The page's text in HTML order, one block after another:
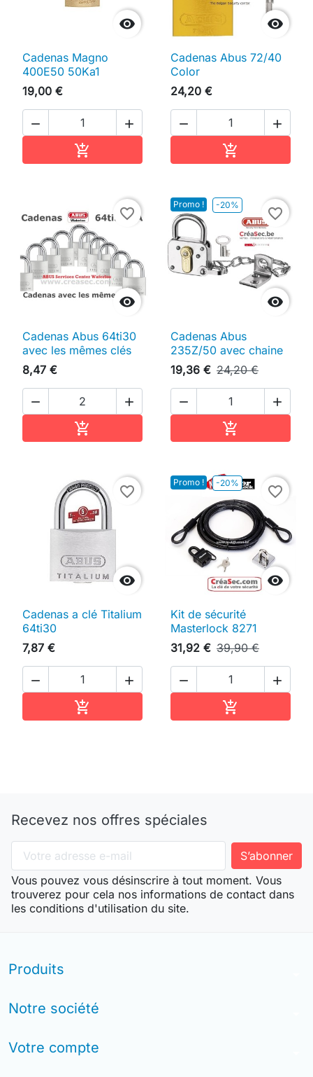

Cadenas Magno
400E50 50Ka1
19,00 €
 


Cadenas Abus 72/40
Color
24,20 €
 


favorite_border
Cadenas Abus 64ti30
avec les mêmes clés
8,47 €
 

Promo ! -20%

favorite_border
Cadenas Abus
235Z/50 avec chaine
19,36 € 24,20 €
 


favorite_border
Cadenas a clé Titalium
64ti30
7,87 €
 

Promo ! -20%

favorite_border
Kit de sécurité
Masterlock 8271
31,92 € 39,90 €
 

Recevez nos offres spéciales
Vous pouvez vous désinscrire à tout moment. Vous
trouverez pour cela nos informations de contact dans
les conditions d'utilisation du site.
Produits
Notre société
Votre compte